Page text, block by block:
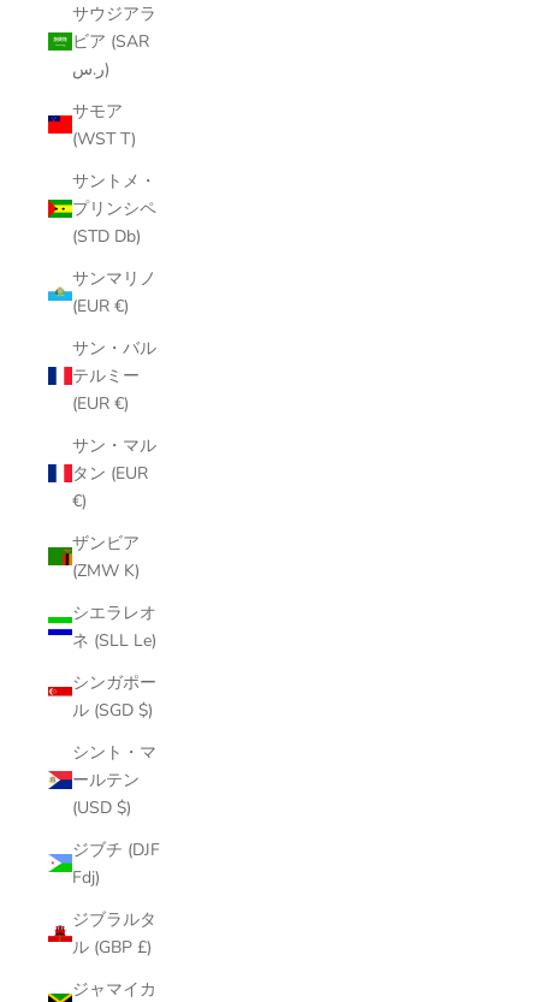
サウジアラ
ビア (SAR
ر.س)
サモア
(WST T)
サントメ・
プリンシペ
(STD Db)
サンマリノ
(EUR €)
サン・バル
テルミー
(EUR €)
サン・マル
タン (EUR
€)
ザンビア
(ZMW K)
シエラレオ
ネ (SLL Le)
シンガポー
ル (SGD $)
シント・マ
ールテン
(USD $)
ジブチ (DJF
Fdj)
ジブラルタ
ル (GBP £)
ジャマイカ